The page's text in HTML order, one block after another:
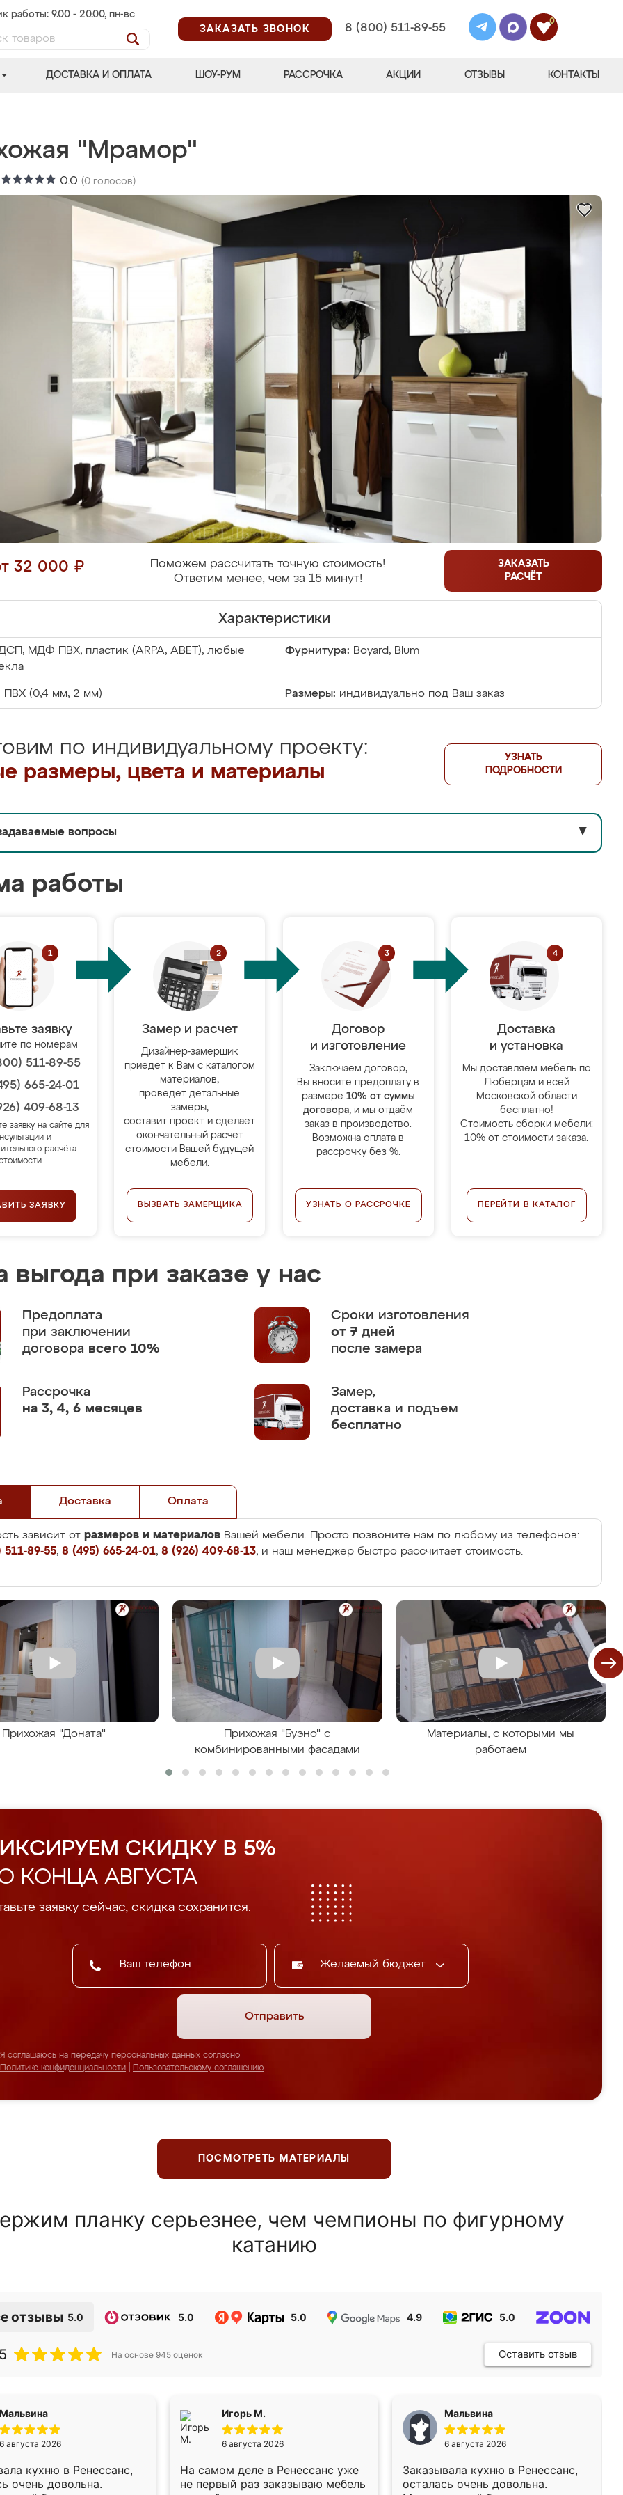
работы: 9.00 - 20.00, пн-вс
ЗАКАЗАТЬ ЗВОНОК
8 (800) 511-89-55
0
ДОСТАВКА И ОПЛАТА ШОУ-РУМ РАССРОЧКА АКЦИИ ОТЗЫВЫ КОНТАКТЫ
"Мрамор"
0.0 (0 голосов)
32 000 ₽
Поможем рассчитать точную стоимость!
Ответим менее, чем за 15 минут!
ЗАКАЗАТЬ
РАСЧЁТ
Характеристики
МДФ ПВХ, пластик (ARPA, ABET), любые
Фурнитура: Boyard, Blum
ПВХ (0,4 мм, 2 мм) Размеры: индивидуально под Ваш заказ
по индивидуальному проекту:
размеры, цвета и материалы
УЗНАТЬ
ПОДРОБНОСТИ
вопросы ▼
работы
заявку
по номерам
511-89-55
665-24-01
409-68-13
заявку на сайте для
и
расчёта
ЗАЯВКУ
Замер и расчет
Дизайнер-замерщик
приедет к Вам с каталогом
материалов,
проведёт детальные
замеры,
составит проект и сделает
окончательный расчёт
стоимости Вашей будущей
мебели.
ВЫЗВАТЬ ЗАМЕРЩИКА
Договор
и изготовление
Заключаем договор,
Вы вносите предоплату в
размере 10% от суммы
договора, и мы отдаём
заказ в производство.
Возможна оплата в
рассрочку без %.
УЗНАТЬ О РАССРОЧКЕ
Доставка
и установка
Мы доставляем мебель по
Люберцам и всей
Московской области
бесплатно!
Стоимость сборки мебели:
10% от стоимости заказа.
ПЕРЕЙТИ В КАТАЛОГ
выгода при заказе у нас
Предоплата
при заключении
договора всего 10%
Сроки изготовления
от 7 дней
после замера
Рассрочка
на 3, 4, 6 месяцев
Замер,
доставка и подъем
бесплатно
Доставка Оплата
зависит от размеров и материалов Вашей мебели. Просто позвоните нам по любому из телефонов:
89-55, 8 (495) 665-24-01, 8 (926) 409-68-13, и наш менеджер быстро рассчитает стоимость.
Прихожая "Доната"
Прихожая "Буэно" с
комбинированными фасадами
Материалы, с которыми мы
работаем
СКИДКУ В 5%
КОНЦА АВГУСТА
заявку сейчас, скидка сохранится.
Желаемый бюджет
Отправить
Я соглашаюсь на передачу персональных данных согласно
Политике конфиденциальности
Пользовательскому соглашению
ПОСМОТРЕТЬ МАТЕРИАЛЫ
планку серьезнее, чем чемпионы по фигурному
катанию
отзывы 5.0 5.0 5.0 4.9 5.0
На основе 945 оценок Оставить отзыв
Мальвина
6 августа 2026
кухню в Ренессанс,
очень довольна.
Игорь М.
6 августа 2026
На самом деле в Ренессанс уже
не первый раз заказываю мебель
Мальвина
6 августа 2026
Заказывала кухню в Ренессанс,
осталась очень довольна.